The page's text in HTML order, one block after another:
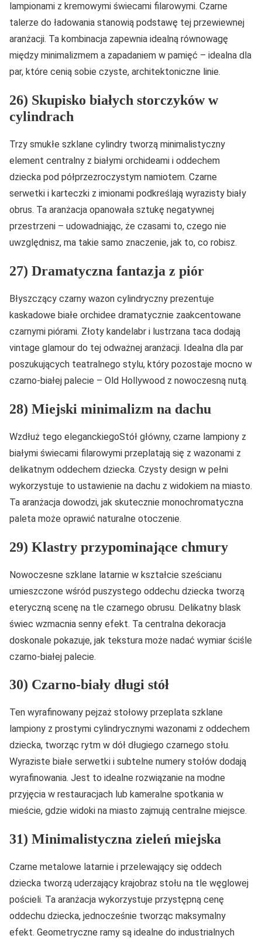
lampionami z kremowymi świecami filarowymi. Czarne
talerze do ładowania stanowią podstawę tej przewiewnej
aranżacji. Ta kombinacja zapewnia idealną równowagę
między minimalizmem a zapadaniem w pamięć – idealna dla
par, które cenią sobie czyste, architektoniczne linie.
26) Skupisko białych storczyków w
cylindrach
Trzy smukłe szklane cylindry tworzą minimalistyczny
element centralny z białymi orchideami i oddechem
dziecka pod półprzezroczystym namiotem. Czarne
serwetki i karteczki z imionami podkreślają wyrazisty biały
obrus. Ta aranżacja opanowała sztukę negatywnej
przestrzeni – udowadniając, że czasami to, czego nie
uwzględnisz, ma takie samo znaczenie, jak to, co robisz.
27) Dramatyczna fantazja z piór
Błyszczący czarny wazon cylindryczny prezentuje
kaskadowe białe orchidee dramatycznie zaakcentowane
czarnymi piórami. Złoty kandelabr i lustrzana taca dodają
vintage glamour do tej odważnej aranżacji. Idealna dla par
poszukujących teatralnego stylu, który pozostaje mocno w
czarno-białej palecie – Old Hollywood z nowoczesną nutą.
28) Miejski minimalizm na dachu
Wzdłuż tego eleganckiegoStół główny, czarne lampiony z
białymi świecami filarowymi przeplatają się z wazonami z
delikatnym oddechem dziecka. Czysty design w pełni
wykorzystuje to ustawienie na dachu z widokiem na miasto.
Ta aranżacja dowodzi, jak skutecznie monochromatyczna
paleta może oprawić naturalne otoczenie.
29) Klastry przypominające chmury
Nowoczesne szklane latarnie w kształcie sześcianu
umieszczone wśród puszystego oddechu dziecka tworzą
eteryczną scenę na tle czarnego obrusu. Delikatny blask
świec wzmacnia senny efekt. Ta centralna dekoracja
doskonale pokazuje, jak tekstura może nadać wymiar ściśle
czarno-białej palecie.
30) Czarno-biały długi stół
Ten wyrafinowany pejzaż stołowy przeplata szklane
lampiony z prostymi cylindrycznymi wazonami z oddechem
dziecka, tworząc rytm w dół długiego czarnego stołu.
Wyraziste białe serwetki i subtelne numery stołów dodają
wyrafinowania. Jest to idealne rozwiązanie na modne
przyjęcia w restauracjach lub kameralne spotkania w
mieście, gdzie widoki na miasto zajmują centralne miejsce.
31) Minimalistyczna zieleń miejska
Czarne metalowe latarnie i przelewający się oddech
dziecka tworzą uderzający krajobraz stołu na tle węglowej
pościeli. Ta aranżacja wykorzystuje przystępną cenę
oddechu dziecka, jednocześnie tworząc maksymalny
efekt. Geometryczne ramy są idealne do industrialnych